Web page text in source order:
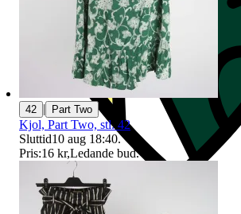
42 | Part Two
Kjol, Part Two, stl. 42
Sluttid10 aug 18:40.
Pris:16 kr,Ledande bud.